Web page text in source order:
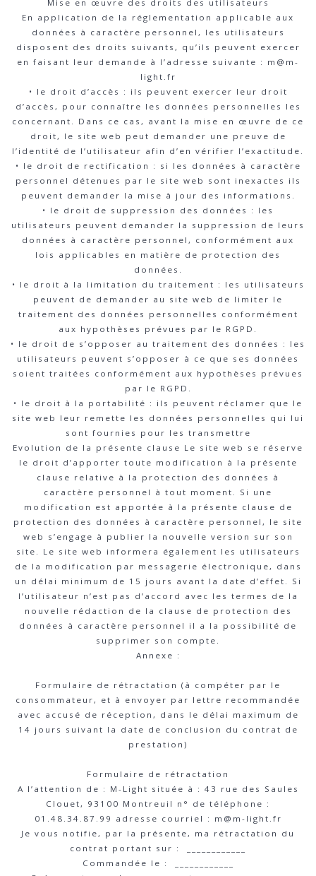
Mise en œuvre des droits des utilisateurs
En application de la réglementation applicable aux
données à caractère personnel, les utilisateurs
disposent des droits suivants, qu’ils peuvent exercer
en faisant leur demande à l’adresse suivante : m@m-
light.fr
• le droit d’accès : ils peuvent exercer leur droit
d’accès, pour connaître les données personnelles les
concernant. Dans ce cas, avant la mise en œuvre de ce
droit, le site web peut demander une preuve de
l’identité de l’utilisateur afin d’en vérifier l’exactitude.
• le droit de rectification : si les données à caractère
personnel détenues par le site web sont inexactes ils
peuvent demander la mise à jour des informations.
• le droit de suppression des données : les
utilisateurs peuvent demander la suppression de leurs
données à caractère personnel, conformément aux
lois applicables en matière de protection des
données.
• le droit à la limitation du traitement : les utilisateurs
peuvent de demander au site web de limiter le
traitement des données personnelles conformément
aux hypothèses prévues par le RGPD.
• le droit de s’opposer au traitement des données : les
utilisateurs peuvent s’opposer à ce que ses données
soient traitées conformément aux hypothèses prévues
par le RGPD.
• le droit à la portabilité : ils peuvent réclamer que le
site web leur remette les données personnelles qui lui
sont fournies pour les transmettre
Evolution de la présente clause Le site web se réserve
le droit d’apporter toute modification à la présente
clause relative à la protection des données à
caractère personnel à tout moment. Si une
modification est apportée à la présente clause de
protection des données à caractère personnel, le site
web s’engage à publier la nouvelle version sur son
site. Le site web informera également les utilisateurs
de la modification par messagerie électronique, dans
un délai minimum de 15 jours avant la date d’effet. Si
l’utilisateur n’est pas d’accord avec les termes de la
nouvelle rédaction de la clause de protection des
données à caractère personnel il a la possibilité de
supprimer son compte.
Annexe :
Formulaire de rétractation (à compéter par le
consommateur, et à envoyer par lettre recommandée
avec accusé de réception, dans le délai maximum de
14 jours suivant la date de conclusion du contrat de
prestation)
Formulaire de rétractation
A l’attention de : M-Light située à : 43 rue des Saules
Clouet, 93100 Montreuil n° de téléphone :
01.48.34.87.99 adresse courriel : m@m-light.fr
Je vous notifie, par la présente, ma rétractation du
contrat portant sur : ____________
Commandée le : ____________